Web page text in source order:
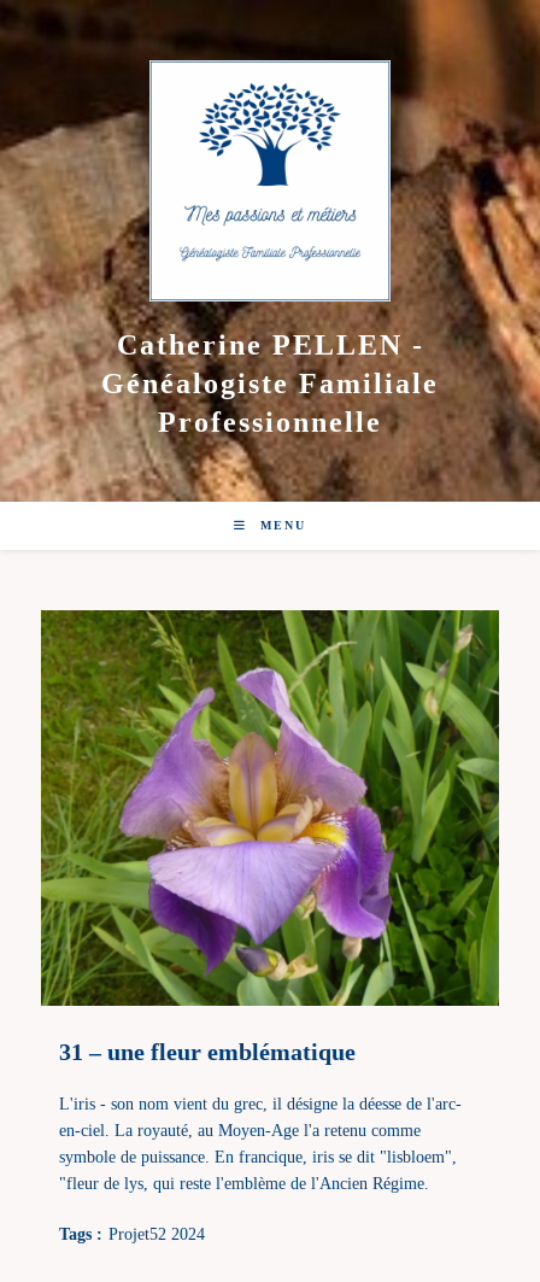
to
Catherine PELLEN -
Généalogiste Familiale
Professionnelle
MENU
31 – une fleur emblématique
L'iris - son nom vient du grec, il désigne la déesse de l'arc-
en-ciel. La royauté, au Moyen-Age l'a retenu comme
symbole de puissance. En francique, iris se dit "lisbloem",
"fleur de lys, qui reste l'emblème de l'Ancien Régime.
Tags : Projet52 2024